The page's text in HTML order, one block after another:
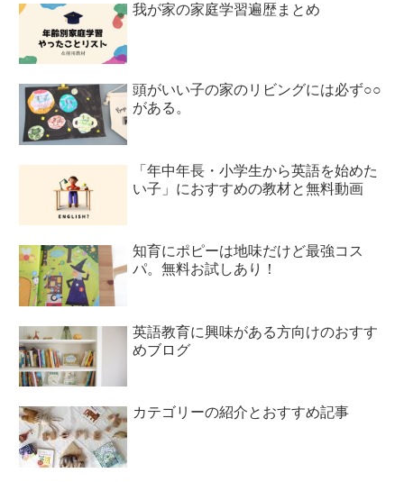
我が家の家庭学習遍歴まとめ
頭がいい子の家のリビングには必ず○○
がある。
「年中年長・小学生から英語を始めた
い子」におすすめの教材と無料動画
知育にポピーは地味だけど最強コス
パ。無料お試しあり！
英語教育に興味がある方向けのおすす
めブログ
カテゴリーの紹介とおすすめ記事